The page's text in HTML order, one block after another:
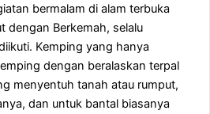
bermalam di alam terbuka
dengan Berkemah, selalu
Kemping yang hanya
dengan beralaskan terpal
menyentuh tanah atau rumput,
dan untuk bantal biasanya